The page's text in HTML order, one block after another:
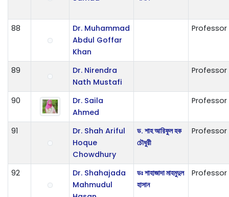
88
Dr. Muhammad
Abdul Goffar
Khan
Professor
89
Dr. Nirendra
Nath Mustafi
Professor
90
Dr. Saila
Ahmed
Professor
91
Dr. Shah Ariful
Hoque
Chowdhury
ড. শাহ আরিফুল হক
চৌধুরী
Professor
92
Dr. Shahajada
Mahmudul
ডঃ শাহাজাদা মাহমুদুল
হাসান
Professor